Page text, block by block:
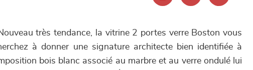
très tendance, la vitrine 2 portes verre Boston vous
à donner une signature architecte bien identifiée à
bois blanc associé au marbre et au verre ondulé lui